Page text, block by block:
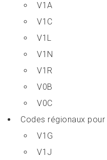
V1A
V1C
V1L
V1N
V1R
V0B
V0C
Codes régionaux
V1G
V1J